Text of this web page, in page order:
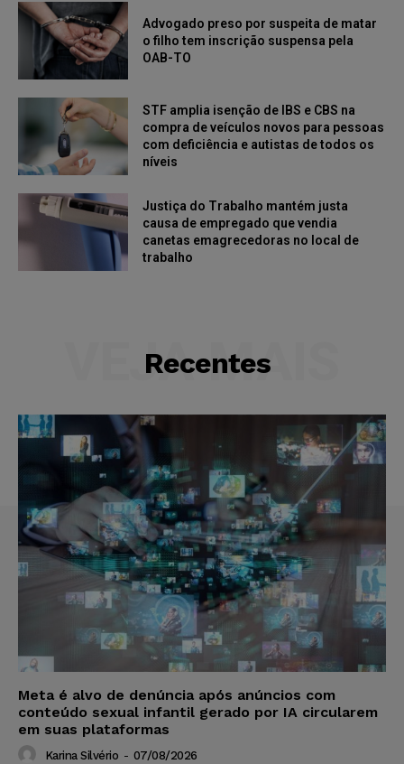
Advogado preso por suspeita de matar
o filho tem inscrição suspensa pela
OAB-TO
STF amplia isenção de IBS e CBS na
compra de veículos novos para pessoas
com deficiência e autistas de todos os
níveis
Justiça do Trabalho mantém justa
causa de empregado que vendia
canetas emagrecedoras no local de
trabalho
Recentes
VEJA MAIS
Meta é alvo de denúncia após anúncios com
conteúdo sexual infantil gerado por IA circularem
em suas plataformas
Karina Silvério - 07/08/2026